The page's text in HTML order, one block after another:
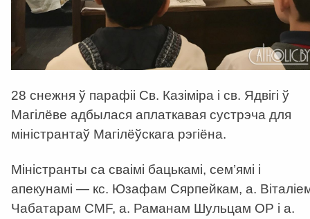
28 снежня ў парафіі Св. Казіміра і св. Ядвігі ў
Магілёве адбылася аплаткавая сустрэча для
міністрантаў Магілёўскага рэгіёна.
Міністранты са сваімі бацькамі, сем’ямі і
апекунамі — кс. Юзафам Сярпейкам, а.
Чабатарам CMF, а. Раманам Шульцам ОР і а.